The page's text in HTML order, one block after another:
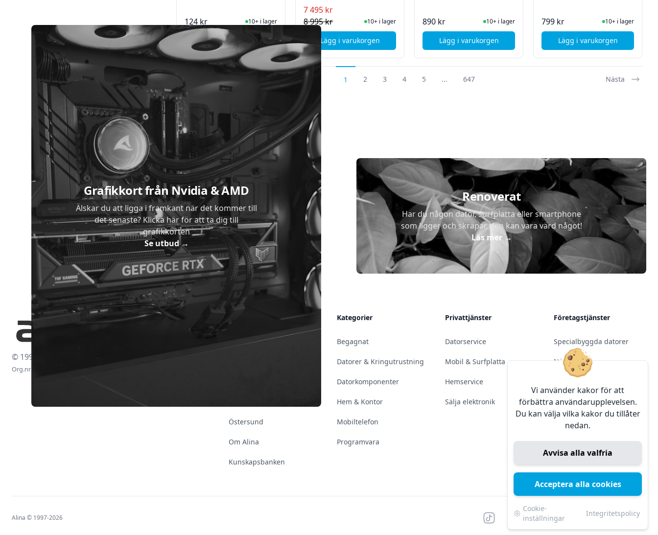
124 kr I Lager10+ i lager
Lägg i varukorgen, A4 Papper Standard Hålat 500 ark 80 g/m2
7 495 kr
8 995 kr
I Lager10+ i lager
Lägg i varukorgen, Acer Extensa 15 EX215-24 15,6" - Ryzen 5 7520U - 16 GB - 512 GB SSD - Windows 11 Pro
890 kr I Lager10+ i lager
Lägg i varukorgen, Skullcandy Rail True Wireless - Svart
799 kr I Lager10+ i lager
Lägg i varukorgen, Apple iPhone 13 -
1 2 3 4 5 ... 647 Nästa
Vi använder kakor för att
förbättra användarupplevelsen.
Du kan välja vilka kakor du tillåter
nedan.
Avvisa alla valfria
Acceptera alla cookies
Cookie-
inställningar
Integritetspolicy
Grafikkort från Nvidia & AMD
Älskar du att ligga i framkant när det kommer till
det senaste? Klicka här för att ta dig till
grafikkorten
Se utbud→
Renoverat
Har du någon dator, surfplatta eller smartphone
som ligger och skräpar, den kan vara värd något!
Läs mer→
© 1997-2026
Org.nr: 556438-4260
Kontakt & Öppettider
Östersund
Om Alina
Kunskapsbanken
Kategorier
Begagnat
Datorer & Kringutrustning
Datorkomponenter
Hem & Kontor
Mobiltelefon
Programvara
Privattjänster
Datorservice
Mobil & Surfplatta
Hemservice
Sälja elektronik
Företagstjänster
Specialbyggda datorer
Nätverk
Programvara
Server & Backup
Konferens & Public Display
Sälja elektronik
Tiktok FacebookInstagramYouTube Mörkt läge
Alina © 1997-2026